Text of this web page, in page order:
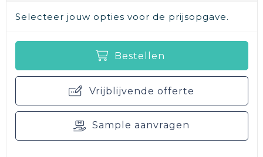
Selecteer jouw opties voor de prijsopgave.
Bestellen
Vrijblijvende offerte
Sample aanvragen